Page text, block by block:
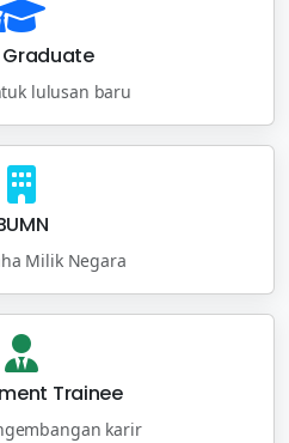
Graduate
lulusan baru
Milik Negara
Trainee
karir